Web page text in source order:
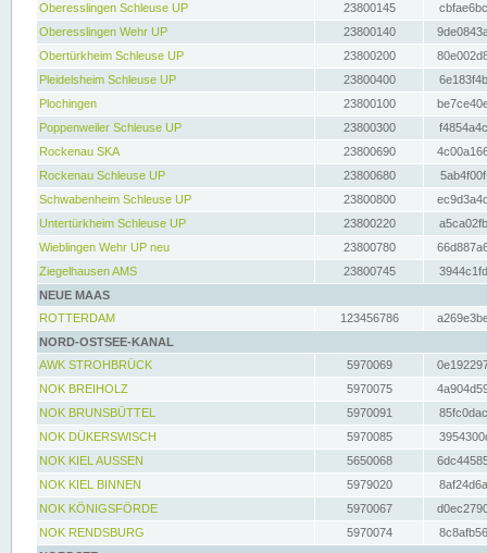
Oberesslingen Schleuse UP
23800145
Oberesslingen Wehr UP
23800140
Obertürkheim Schleuse UP
23800200
Pleidelsheim Schleuse UP
23800400
Plochingen
23800100
Poppenweiler Schleuse UP
23800300
Rockenau SKA
23800690
Rockenau Schleuse UP
23800680
Schwabenheim Schleuse UP
23800800
Untertürkheim Schleuse UP
23800220
Wieblingen Wehr UP neu
23800780
Ziegelhausen AMS
23800745
NEUE MAAS
ROTTERDAM
123456786
NORD-OSTSEE-KANAL
AWK STROHBRÜCK
5970069
NOK BREIHOLZ
5970075
NOK BRUNSBÜTTEL
5970091
NOK DÜKERSWISCH
5970085
NOK KIEL AUSSEN
5650068
NOK KIEL BINNEN
5979020
NOK KÖNIGSFÖRDE
5970067
NOK RENDSBURG
5970074